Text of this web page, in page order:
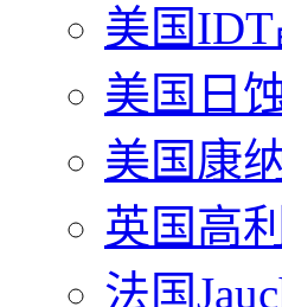
美国
美国日
美国康
英国高
法国